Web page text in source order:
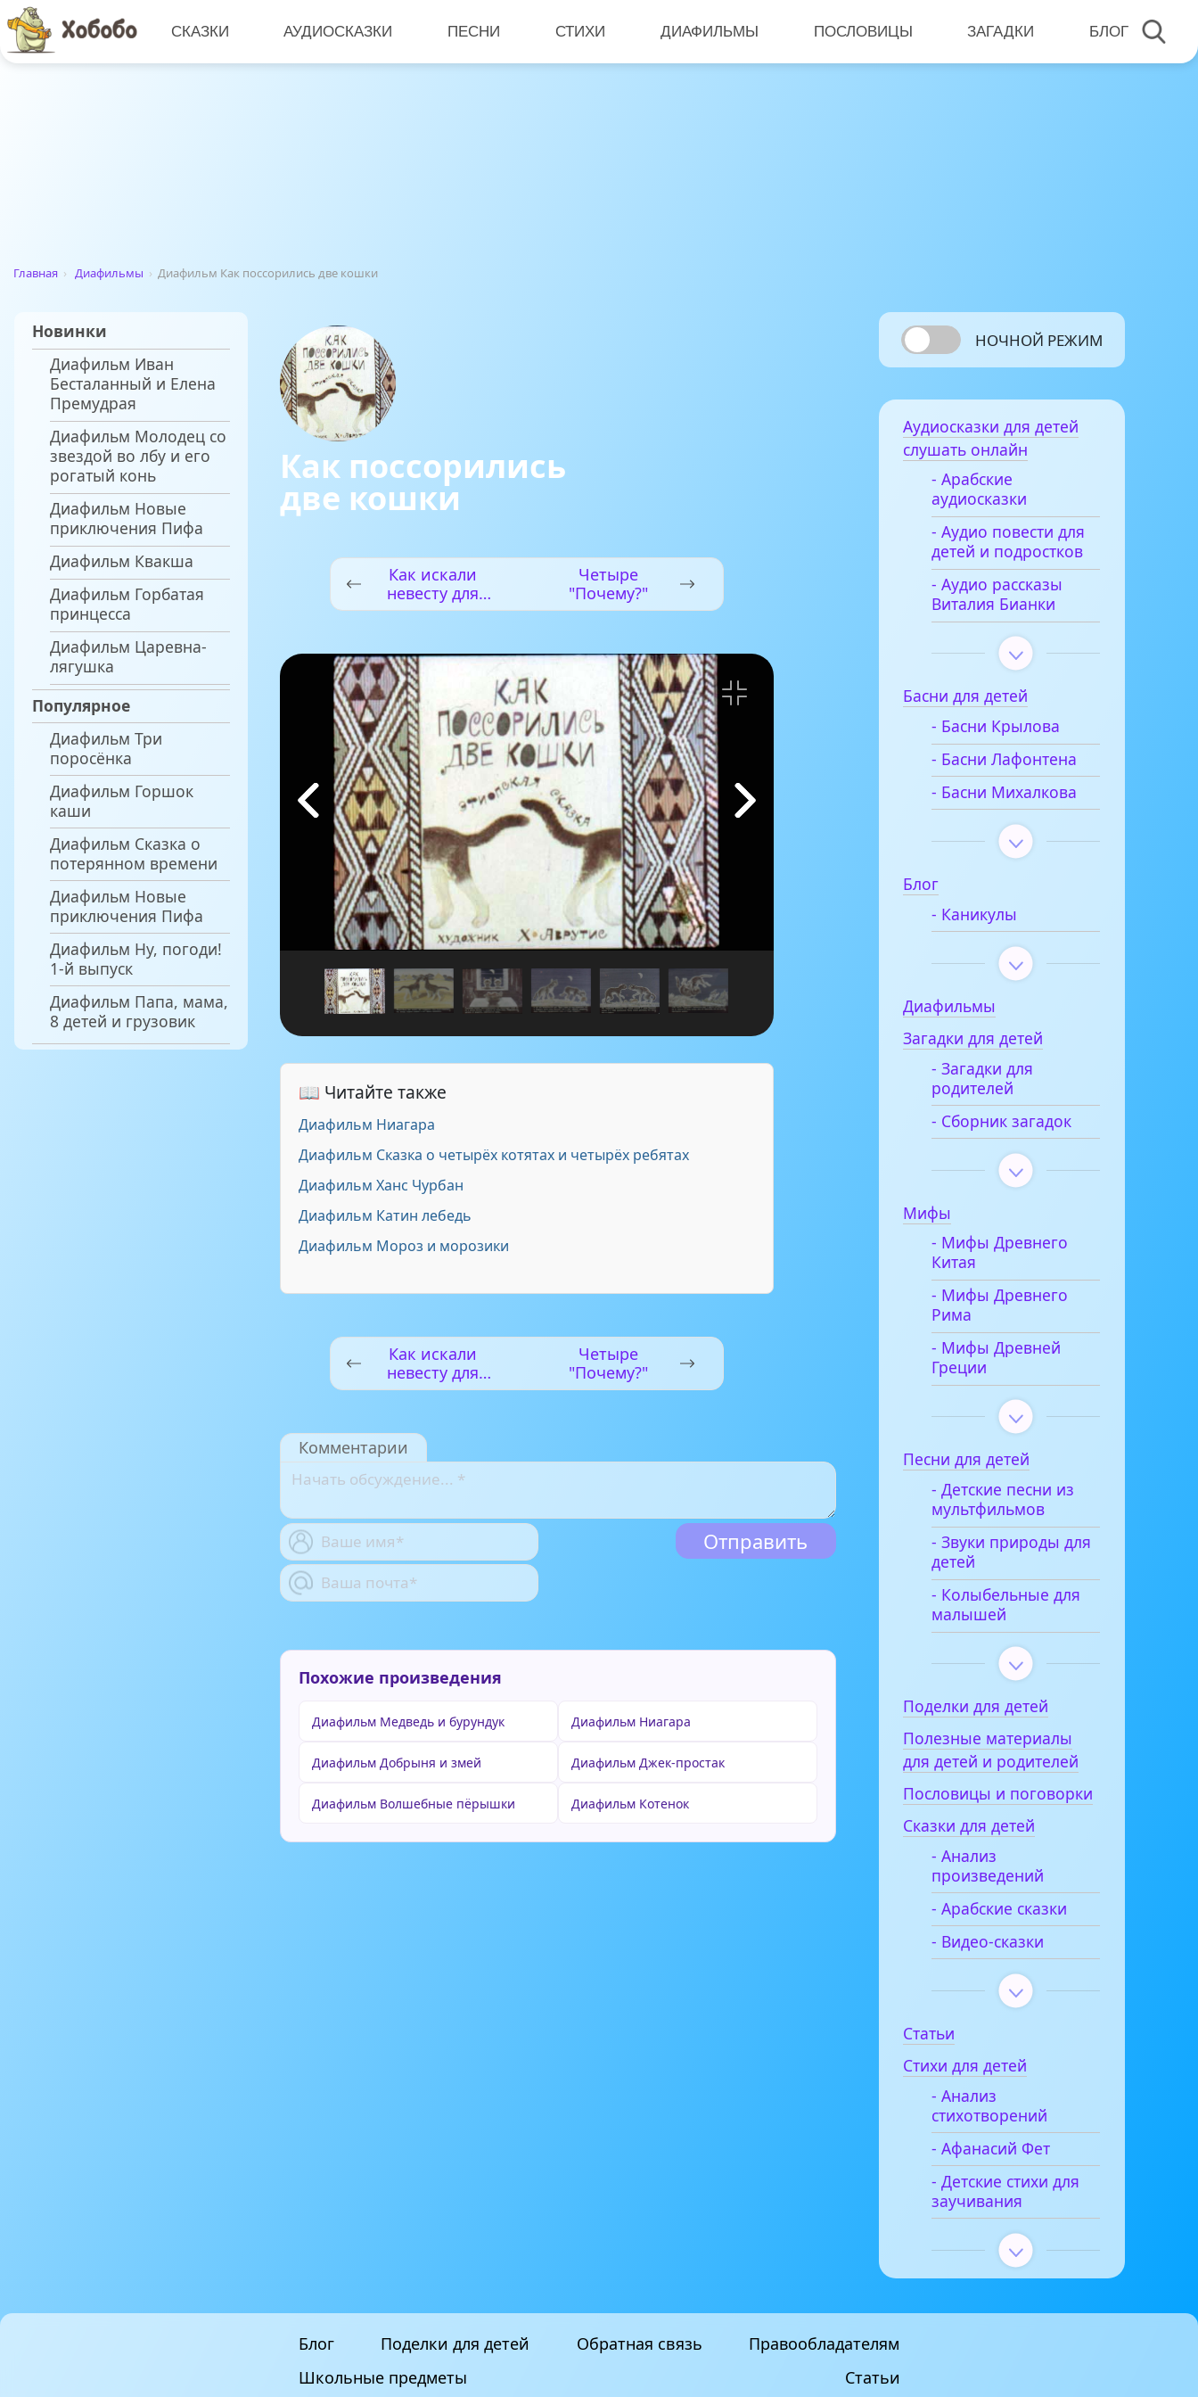
СКАЗКИ АУДИОСКАЗКИ ПЕСНИ СТИХИ ДИАФИЛЬМЫ ПОСЛОВИЦЫ ЗАГАДКИ БЛОГ
Главная › Диафильмы › Диафильм Как поссорились две кошки
Новинки
Диафильм Иван
Бесталанный и Елена
Премудрая
Диафильм Молодец со
звездой во лбу и его
рогатый конь
Диафильм Новые
приключения Пифа
Диафильм Квакша
Диафильм Горбатая
принцесса
Диафильм Царевна-
лягушка
Популярное
Диафильм Три
поросёнка
Диафильм Горшок
каши
Диафильм Сказка о
потерянном времени
Диафильм Новые
приключения Пифа
Диафильм Ну, погоди!
1-й выпуск
Диафильм Папа, мама,
8 детей и грузовик
Как поссорились
две кошки
Как искали
невесту для
мышонка
Четыре
"Почему?"
📖 Читайте также
Диафильм Ниагара
Диафильм Сказка о четырёх котятах и четырёх ребятах
Диафильм Ханс Чурбан
Диафильм Катин лебедь
Диафильм Мороз и морозики
Как искали
невесту для
мышонка
Четыре
"Почему?"
Комментарии
Похожие произведения
Диафильм Медведь и бурундук Диафильм Ниагара
Диафильм Добрыня и змей Диафильм Джек-простак
Диафильм Волшебные пёрышки Диафильм Котенок
НОЧНОЙ РЕЖИМ
Аудиосказки для детей
слушать онлайн
- Арабские
аудиосказки
- Аудио повести для
детей и подростков
- Аудио рассказы
Виталия Бианки
Басни для детей
- Басни Крылова
- Басни Лафонтена
- Басни Михалкова
Блог
- Каникулы
Диафильмы
Загадки для детей
- Загадки для
родителей
- Сборник загадок
Мифы
- Мифы Древнего
Китая
- Мифы Древнего
Рима
- Мифы Древней
Греции
Песни для детей
- Детские песни из
мультфильмов
- Звуки природы для
детей
- Колыбельные для
малышей
Поделки для детей
Полезные материалы
для детей и родителей
Пословицы и поговорки
Сказки для детей
- Анализ
произведений
- Арабские сказки
- Видео-сказки
Статьи
Стихи для детей
- Анализ
стихотворений
- Афанасий Фет
- Детские стихи для
заучивания
Блог Поделки для детей Обратная связь
Правообладателям
Школьные предметы
Статьи